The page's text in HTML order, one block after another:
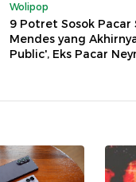
Wolipop
9 Potret Sosok Pacar
Mendes yang
Public', Eks Pacar